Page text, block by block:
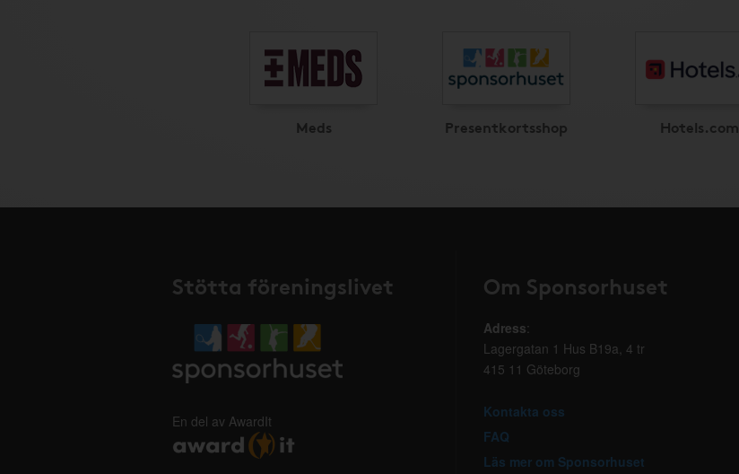
Meds Presentkortsshop Hotels.com
Stötta föreningslivet
En del av AwardIt
Om Sponsorhuset
Adress:
Lagergatan 1 Hus B19a, 4 tr
415 11 Göteborg
Kontakta oss
FAQ
Läs mer om Sponsorhuset